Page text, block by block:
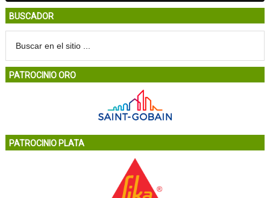
BUSCADOR
PATROCINIO ORO
PATROCINIO PLATA